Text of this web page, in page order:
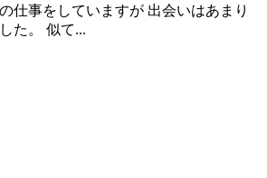
仕事をしていますが 出会いはあまり
た。 似て...